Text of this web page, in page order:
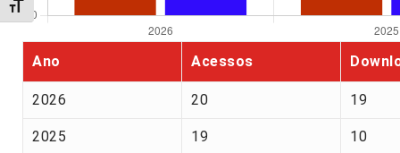
Alternar tamanho da fonte
Ano Acessos
2026 20 19
2025 19 10